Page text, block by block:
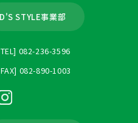
D'S STYLE事業部
082-236-3596
082-890-1003